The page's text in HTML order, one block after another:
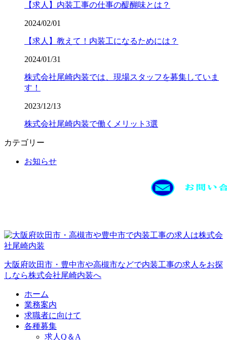
【求人】内装工事の仕事の醍醐味とは？
2024/02/01
【求人】教えて！内装工になるためには？
2024/01/31
株式会社尾崎内装では、現場スタッフを募集していま
す！
2023/12/13
株式会社尾崎内装で働くメリット3選
カテゴリー
お知らせ
大阪府吹田市・豊中市や高槻市などで内装工事の求人をお探
しなら株式会社尾崎内装へ
ホーム
業務案内
求職者に向けて
各種募集
求人Q＆A